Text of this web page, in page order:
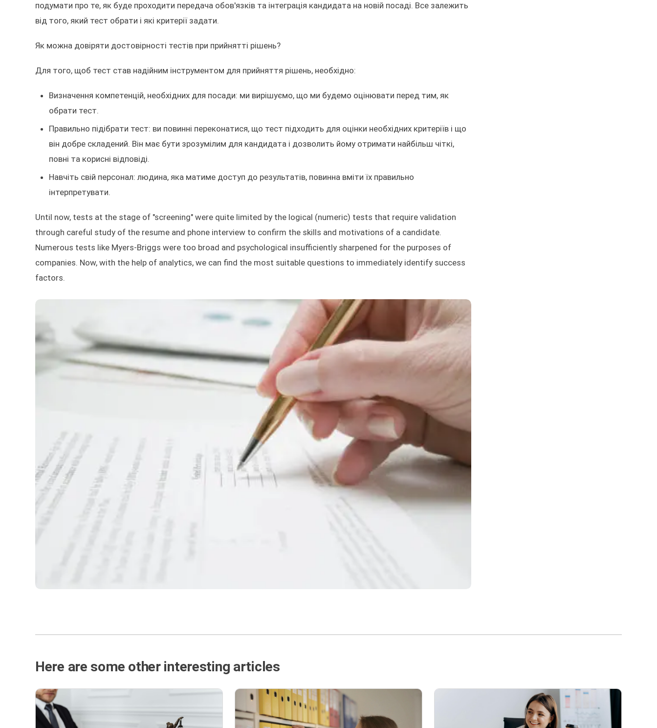
подумати про те, як буде проходити передача обов'язків та інтеграція кандидата на новій посаді. Все залежить
від того, який тест обрати і які критерії задати.
Як можна довіряти достовірності тестів при прийнятті рішень?
Для того, щоб тест став надійним інструментом для прийняття рішень, необхідно:
Визначення компетенцій, необхідних для посади: ми вирішуємо, що ми будемо оцінювати перед тим, як
обрати тест.
Правильно підібрати тест: ви повинні переконатися, що тест підходить для оцінки необхідних критеріїв і що
він добре складений. Він має бути зрозумілим для кандидата і дозволить йому отримати найбільш чіткі,
повні та корисні відповіді.
Навчіть свій персонал: людина, яка матиме доступ до результатів, повинна вміти їх правильно
інтерпретувати.
Until now, tests at the stage of "screening" were quite limited by the logical (numeric) tests that require validation
through careful study of the resume and phone interview to confirm the skills and motivations of a candidate.
Numerous tests like Myers-Briggs were too broad and psychological insufficiently sharpened for the purposes of
companies. Now, with the help of analytics, we can find the most suitable questions to immediately identify success
factors.
Here are some other interesting articles